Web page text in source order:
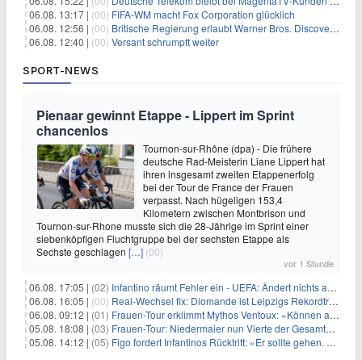
06.08. 13:17 | (00) FIFA-WM macht Fox Corporation glücklich
06.08. 12:56 | (00) Britische Regierung erlaubt Warner Bros. Discovery-Übernahme
06.08. 12:40 | (00) Versant schrumpft weiter
SPORT-NEWS
Pienaar gewinnt Etappe - Lippert im Sprint
chancenlos
Tournon-sur-Rhône (dpa) - Die frühere
deutsche Rad-Meisterin Liane Lippert hat
ihren insgesamt zweiten Etappenerfolg
bei der Tour de France der Frauen
verpasst. Nach hügeligen 153,4
Kilometern zwischen Montbrison und
Tournon-sur-Rhone musste sich die 28-Jährige im Sprint einer
siebenköpfigen Fluchtgruppe bei der sechsten Etappe als
Sechste geschlagen […] (00)
vor 1 Stunde
06.08. 17:05 | (02) Infantino räumt Fehler ein - UEFA: Ändert nichts an Boykott
06.08. 16:05 | (00) Real-Wechsel fix: Diomande ist Leipzigs Rekordtransfer
06.08. 09:12 | (01) Frauen-Tour erklimmt Mythos Ventoux: «Können alles schaffen»
05.08. 18:08 | (03) Frauen-Tour: Niedermaier nun Vierte der Gesamtwertung
05.08. 14:12 | (05) Figo fordert Infantinos Rücktritt: «Er sollte gehen. Jetzt»